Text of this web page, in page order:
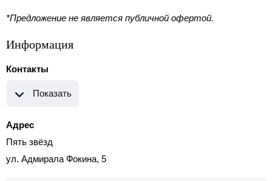
*Предложение не является публичной офертой.
Информация
Контакты
Показать
Адрес
Пять звёзд
ул. Адмирала Фокина, 5